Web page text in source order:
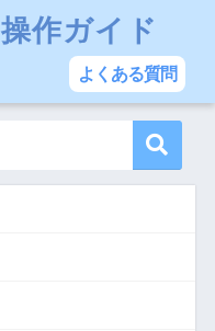
操作ガイド
よくある質問